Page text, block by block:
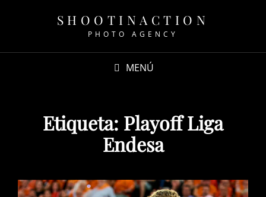
SHOOTINACTION
PHOTO AGENCY
MENÚ
Etiqueta: Playoff Liga
Endesa